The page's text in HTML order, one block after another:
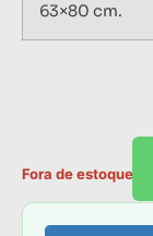
63×80 cm.
Fora de estoque